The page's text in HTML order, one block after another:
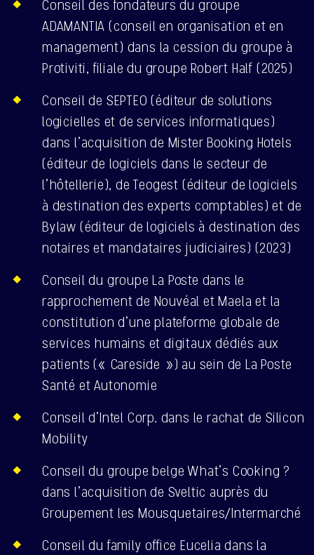
Conseil des fondateurs du groupe
ADAMANTIA (conseil en organisation et en
management) dans la cession du groupe à
Protiviti, filiale du groupe Robert Half (2025)
Conseil de SEPTEO (éditeur de solutions
logicielles et de services informatiques)
dans l’acquisition de Mister Booking Hotels
(éditeur de logiciels dans le secteur de
l’hôtellerie), de Teogest (éditeur de logiciels
à destination des experts comptables) et de
Bylaw (éditeur de logiciels à destination des
notaires et mandataires judiciaires) (2023)
Conseil du groupe La Poste dans le
rapprochement de Nouvéal et Maela et la
constitution d’une plateforme globale de
services humains et digitaux dédiés aux
patients (« Careside ») au sein de La Poste
Santé et Autonomie
Conseil d’Intel Corp. dans le rachat de Silicon
Mobility
Conseil du groupe belge What’s Cooking ?
dans l’acquisition de Sveltic auprès du
Groupement les Mousquetaires/Intermarché
Conseil du family office Eucelia dans la